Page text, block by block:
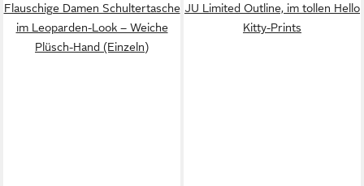
Flauschige Damen Schultertasche
im Leoparden-Look – Weiche
Plüsch-Hand (Einzeln)
JU Limited Outline, im tollen Hello
Kitty-Prints